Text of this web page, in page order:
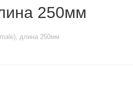
250мм
длина 250мм